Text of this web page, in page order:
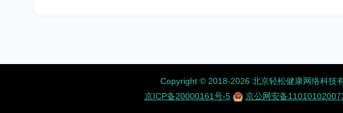
Copyright ©️ 2018-2026 北京轻松健康网络科技
京ICP备20000161号-5
京公网安备